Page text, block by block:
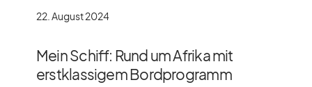
22. August 2024
Mein Schiff: Rund um Afrika mit
erstklassigem Bordprogramm